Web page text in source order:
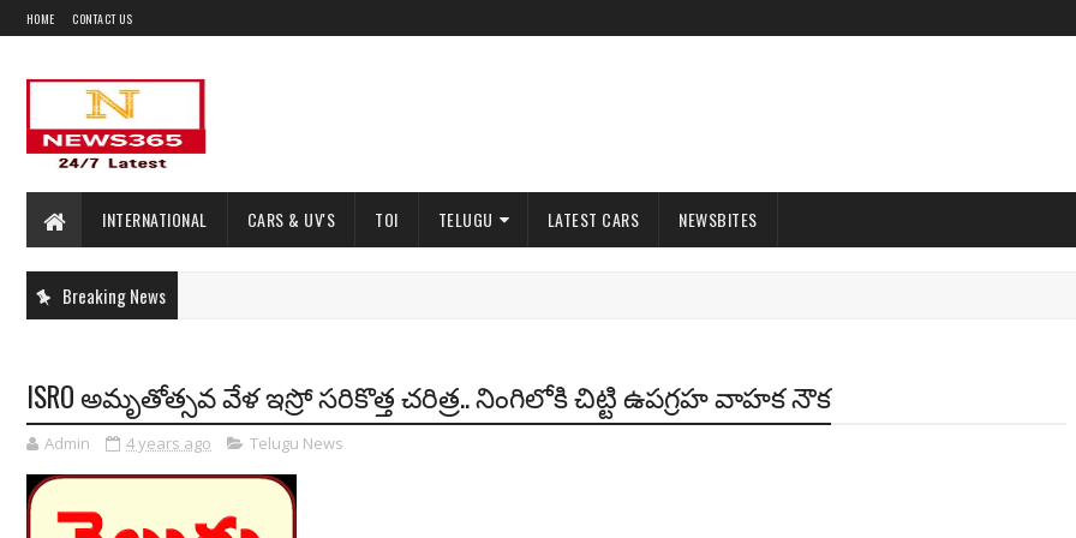
HOME CONTACT US
INTERNATIONAL CARS & UV'S TOI TELUGU LATEST CARS NEWSBITES
Breaking News
ISRO అమృతోత్సవ వేళ ఇస్రో సరికొత్త చరిత్ర.. నింగిలోకి చిట్టి ఉపగ్రహ వాహక నౌక
Admin 4 years ago Telugu News